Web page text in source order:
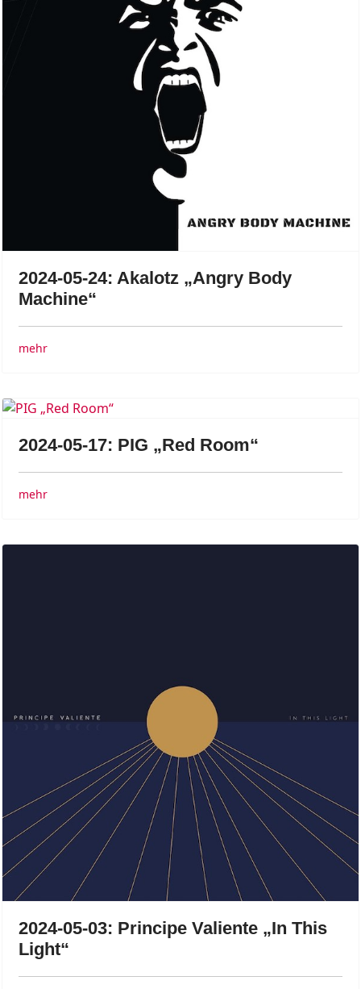
2024-05-24: Akalotz „Angry Body
Machine“
mehr
2024-05-17: PIG „Red Room“
mehr
2024-05-03: Principe Valiente „In This
Light“